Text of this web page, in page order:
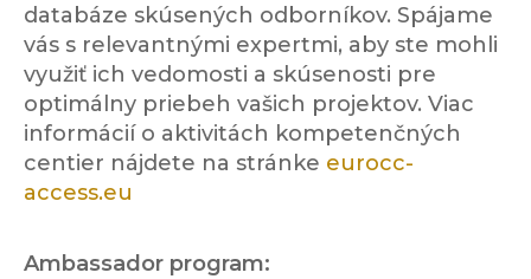
databáze skúsených odborníkov. Spájame
vás s relevantnými expertmi, aby ste mohli
využiť ich vedomosti a skúsenosti pre
optimálny priebeh vašich projektov. Viac
informácií o aktivitách kompetenčných
centier nájdete na stránke eurocc-
access.eu
Ambassador program: